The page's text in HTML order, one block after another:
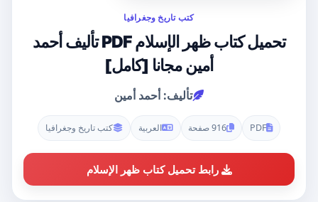
كتب تاريخ وجغرافيا
تحميل كتاب ظهر الإسلام PDF تأليف أحمد
أمين مجانا [كامل]
تأليف: أحمد أمين
PDF 916 صفحة العربية كتب تاريخ وجغرافيا
رابط تحميل كتاب ظهر الإسلام